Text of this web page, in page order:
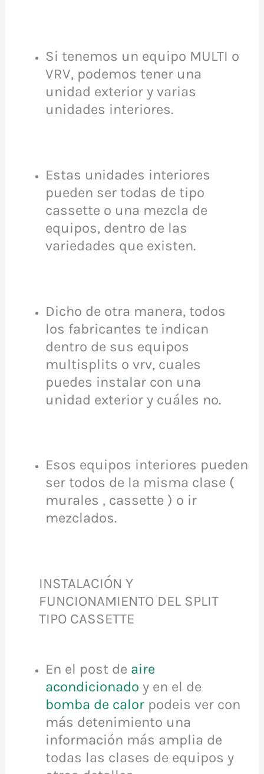
Si tenemos un equipo MULTI o
VRV, podemos tener una
unidad exterior y varias
unidades interiores.
Estas unidades interiores
pueden ser todas de tipo
cassette o una mezcla de
equipos, dentro de las
variedades que existen.
Dicho de otra manera, todos
los fabricantes te indican
dentro de sus equipos
multisplits o vrv, cuales
puedes instalar con una
unidad exterior y cuáles no.
Esos equipos interiores pueden
ser todos de la misma clase (
murales , cassette ) o ir
mezclados.
INSTALACIÓN Y
FUNCIONAMIENTO DEL SPLIT
TIPO CASSETTE
En el post de aire
acondicionado y en el de
bomba de calor podeis ver con
más detenimiento una
información más amplia de
todas las clases de equipos y